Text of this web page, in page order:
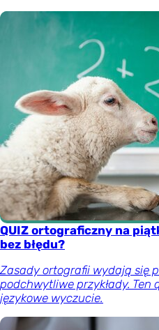
QUIZ ortograficzny na
bez błędu?
Zasady ortografii wydają się
podchwytliwe przykłady.
językowe wyczucie.